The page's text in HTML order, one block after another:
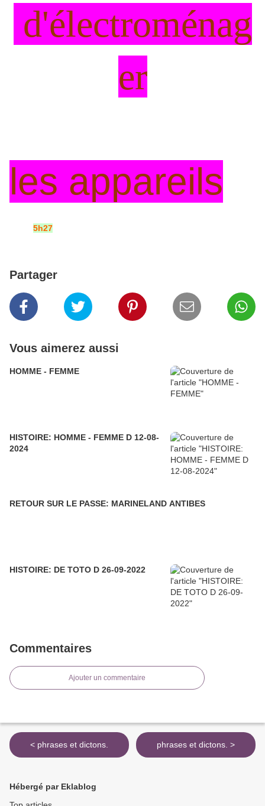
d'électroménag
er
les appareils
5h27
Partager
Vous aimerez aussi
HOMME - FEMME
HISTOIRE: HOMME - FEMME D 12-08-
2024
RETOUR SUR LE PASSE: MARINELAND ANTIBES
HISTOIRE: DE TOTO D 26-09-2022
Commentaires
Ajouter un commentaire
< phrases et dictons. phrases et dictons. >
Hébergé par Eklablog